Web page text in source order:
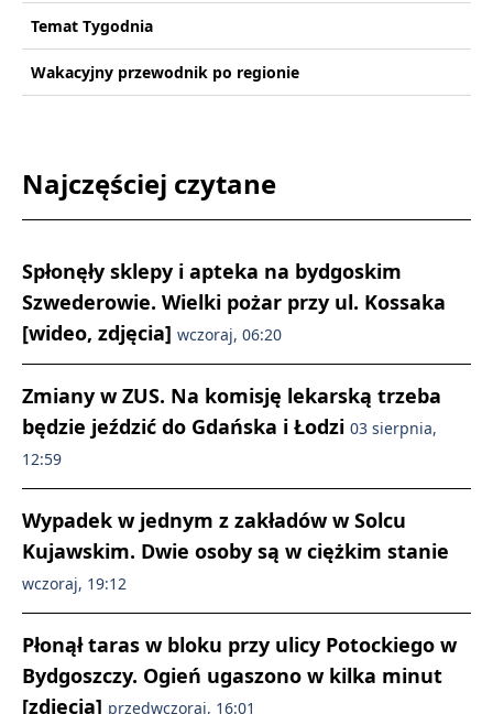
Temat Tygodnia
Wakacyjny przewodnik po regionie
Najczęściej czytane
Spłonęły sklepy i apteka na bydgoskim
Szwederowie. Wielki pożar przy ul. Kossaka
[wideo, zdjęcia] wczoraj, 06:20
Zmiany w ZUS. Na komisję lekarską trzeba
będzie jeździć do Gdańska i Łodzi 03 sierpnia,
12:59
Wypadek w jednym z zakładów w Solcu
Kujawskim. Dwie osoby są w ciężkim stanie
wczoraj, 19:12
Płonął taras w bloku przy ulicy Potockiego w
Bydgoszczy. Ogień ugaszono w kilka minut
[zdjęcia] przedwczoraj, 16:01